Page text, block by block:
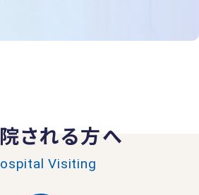
される方へ
Visiting